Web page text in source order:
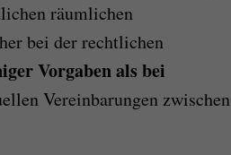
räumlichen
bei der rechtlichen
Vorgaben als bei
Vereinbarungen zwischen